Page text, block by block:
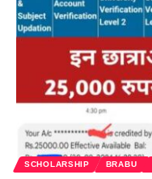
SCHOLARSHIP BRABU